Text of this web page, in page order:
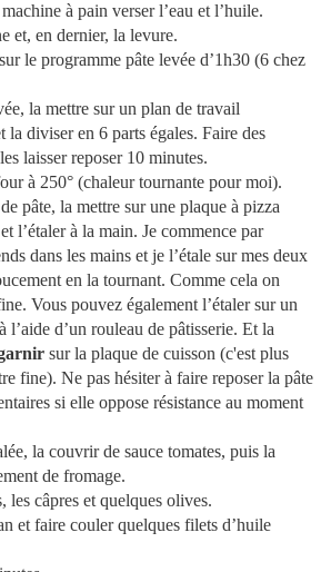
à pain verser l’eau et l’huile.
et, en dernier, la levure.
le programme pâte levée d’1h30 (6 chez
la mettre sur un plan de travail
la diviser en 6 parts égales. Faire des
laisser reposer 10 minutes.
à 250° (chaleur tournante pour moi).
pâte, la mettre sur une plaque à pizza
l’étaler à la main. Je commence par
dans les mains et je l’étale sur mes deux
en la tournant. Comme cela on
Vous pouvez également l’étaler sur un
l’aide d’un rouleau de pâtisserie. Et la
sur la plaque de cuisson (c'est plus
fine). Ne pas hésiter à faire reposer la pâte
si elle oppose résistance au moment
la couvrir de sauce tomates, puis la
de fromage.
les câpres et quelques olives.
et faire couler quelques filets d’huile